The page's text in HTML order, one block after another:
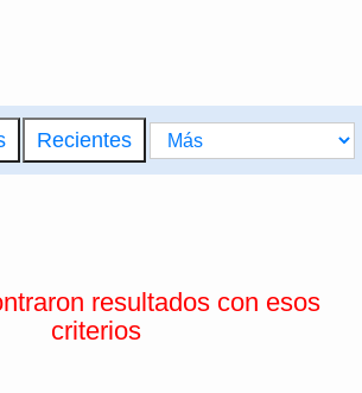
Recientes
resultados con esos
criterios